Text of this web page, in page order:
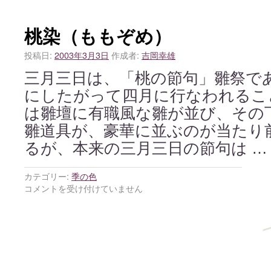
桃染（ももぞめ）
投稿日: 2003年3月3日 作成者: 吉岡幸雄
三月三日は、「桃の節句」雛祭で
にしたがって四月に行なわれる
は雛壇に有職風な雛が並び、その
雛道具が、豪華に並ぶのが当た
るが、本来の三月三日の節句は …
カテゴリー: 季の色
コメントを受け付けていません